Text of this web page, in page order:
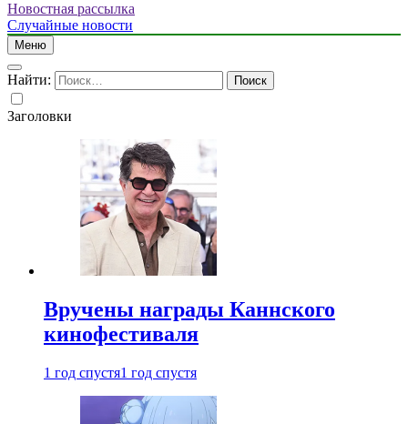
Новостная рассылка
Случайные новости
Меню
Найти:
Заголовки
Вручены награды Каннского
кинофестиваля
1 год спустя1 год спустя